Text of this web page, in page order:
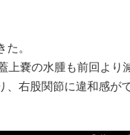
。
嚢の水腫も前回より
、右股関節に違和感が